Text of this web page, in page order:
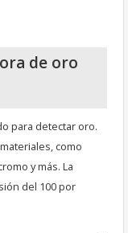
de oro
para detectar oro.
como
y más. La
del 100 por